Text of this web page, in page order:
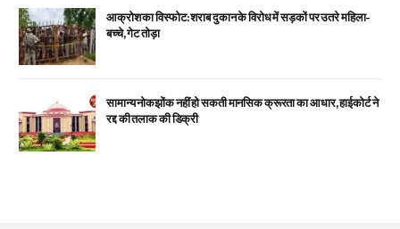
आक्रोश का विस्फोट: शराब दुकान के विरोध में सड़कों पर उतरे महिला-
बच्चे, गेट तोड़ा
सामान्य नोकझोंक नहीं हो सकती मानसिक क्रूरता का आधार, हाईकोर्ट ने
रद्द की तलाक की डिक्री